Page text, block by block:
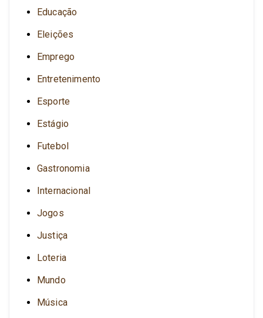
Educação
Eleições
Emprego
Entretenimento
Esporte
Estágio
Futebol
Gastronomia
Internacional
Jogos
Justiça
Loteria
Mundo
Música